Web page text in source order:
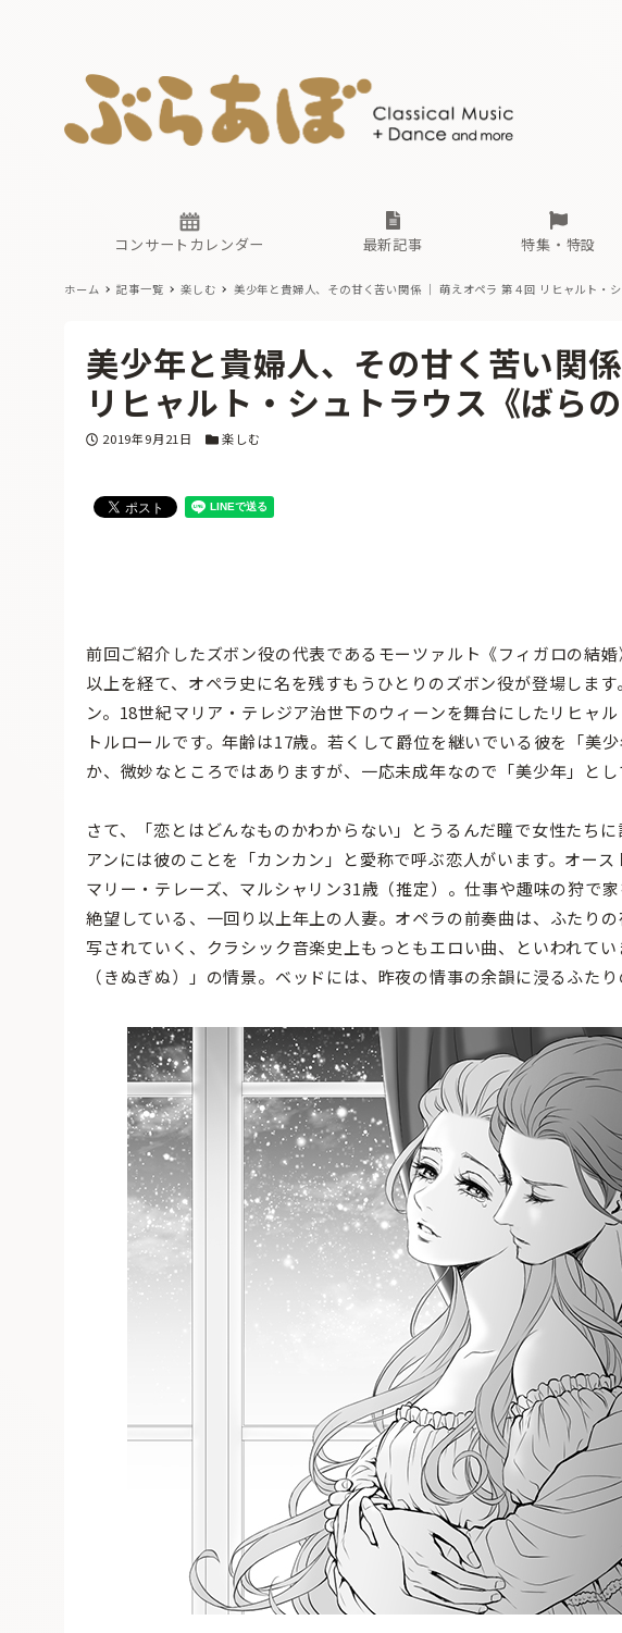
コンサートカレンダー 最新記事
古楽とその先と オーケス
特集・特設
現場のプロが推す！間違いな
無料ライブ配信スケジュール
あ か さ た な
古楽とその先と
無料ライブ配信スケジュール
あ か さ
ホーム 記事一覧 楽しむ 美少年と貴婦人、その甘く苦い関係 ｜ 萌えオペラ 第４回 リヒャルト・
美少年と貴婦人、その甘く苦い関
リヒャルト・シュトラウス《ばらの
投稿日
2019年9月21日 カテゴリー
楽しむ
前回ご紹介したズボン役の代表であるモーツァルト《フィガロの結
以上を経て、オペラ史に名を残すもうひとりのズボン役が登場しま
ン。18世紀マリア・テレジア治世下のウィーンを舞台にしたリヒャ
トルロールです。年齢は17歳。若くして爵位を継いでいる彼を「美
か、微妙なところではありますが、一応未成年なので「美少年」とし
さて、「恋とはどんなものかわからない」とうるんだ瞳で女性たち
アンには彼のことを「カンカン」と愛称で呼ぶ恋人がいます。オー
マリー・テレーズ、マルシャリン31歳（推定）。仕事や趣味の狩で
絶望している、一回り以上年上の人妻。オペラの前奏曲は、ふたり
写されていく、クラシック音楽史上もっともエロい曲、といわれて
（きぬぎぬ）」の情景。ベッドには、昨夜の情事の余韻に浸るふたり